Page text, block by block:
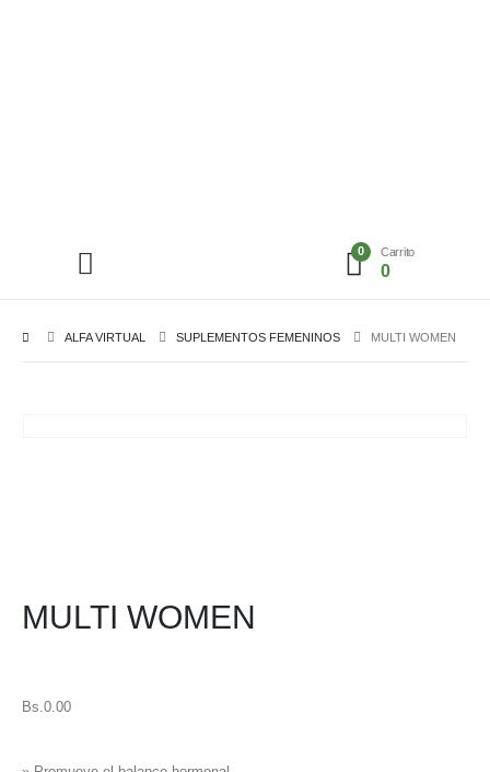
0 Carrito
0
ALFA VIRTUAL SUPLEMENTOS FEMENINOS MULTI WOMEN
MULTI WOMEN
Bs.0.00